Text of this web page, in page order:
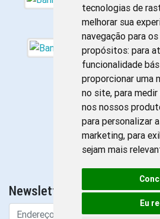
tecnologias de
melhorar sua
navegação para
propósitos: para
funcionalidade
proporcionar uma
no site, para
nos nossos
para personalizar
marketing, para
sejam mais
Eu
Newsletter da Enfermagem